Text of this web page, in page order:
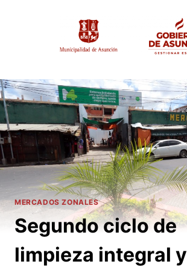
MERCADOS ZONALES
Segundo ciclo de
limpieza integral y